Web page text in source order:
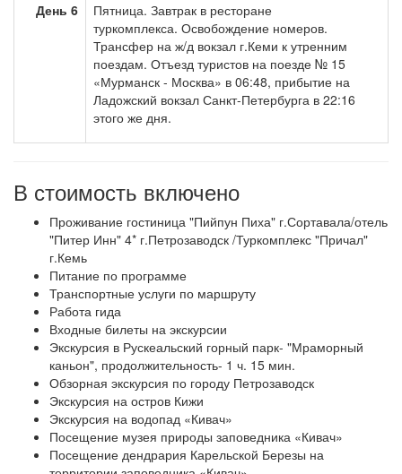
День 6
Пятница. Завтрак в ресторане
туркомплекса. Освобождение номеров.
Трансфер на ж/д вокзал г.Кеми к утренним
поездам. Отъезд туристов на поезде № 15
«Мурманск - Москва» в 06:48, прибытие на
Ладожский вокзал Санкт-Петербурга в 22:16
этого же дня.
В стоимость включено
Проживание гостиница "Пийпун Пиха" г.Сортавала/отель
"Питер Инн" 4* г.Петрозаводск /Туркомплекс "Причал"
г.Кемь
Питание по программе
Транспортные услуги по маршруту
Работа гида
Входные билеты на экскурсии
Экскурсия в Рускеальский горный парк- "Мраморный
каньон", продолжительность- 1 ч. 15 мин.
Обзорная экскурсия по городу Петрозаводск
Экскурсия на остров Кижи
Экскурсия на водопад «Кивач»
Посещение музея природы заповедника «Кивач»
Посещение дендрария Карельской Березы на